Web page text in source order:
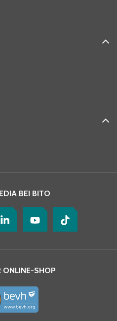
BEI BITO
ONLINE-SHOP